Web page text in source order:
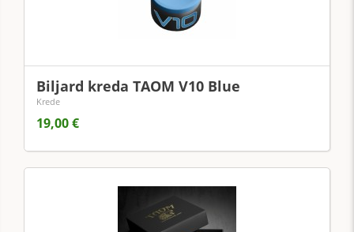
Biljard kreda TAOM V10 Blue
Krede
19,00 €